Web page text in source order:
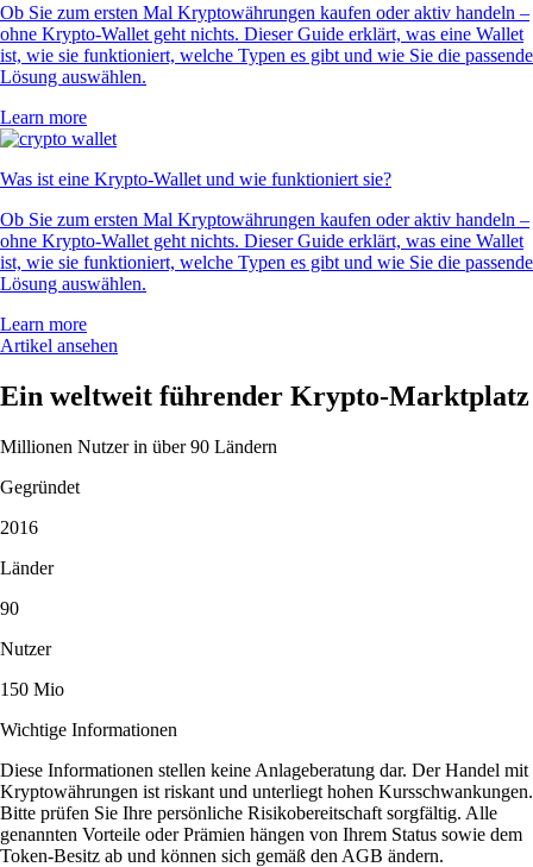
Ob Sie zum ersten Mal Kryptowährungen kaufen oder aktiv handeln –
ohne Krypto-Wallet geht nichts. Dieser Guide erklärt, was eine Wallet
ist, wie sie funktioniert, welche Typen es gibt und wie Sie die passende
Lösung auswählen.
Learn more
Was ist eine Krypto-Wallet und wie funktioniert sie?
Ob Sie zum ersten Mal Kryptowährungen kaufen oder aktiv handeln –
ohne Krypto-Wallet geht nichts. Dieser Guide erklärt, was eine Wallet
ist, wie sie funktioniert, welche Typen es gibt und wie Sie die passende
Lösung auswählen.
Learn more
Artikel ansehen
Ein weltweit führender Krypto-Marktplatz
Millionen Nutzer in über 90 Ländern
Gegründet
2016
Länder
90
Nutzer
150 Mio
Wichtige Informationen
Diese Informationen stellen keine Anlageberatung dar. Der Handel mit
Kryptowährungen ist riskant und unterliegt hohen Kursschwankungen.
Bitte prüfen Sie Ihre persönliche Risikobereitschaft sorgfältig. Alle
genannten Vorteile oder Prämien hängen von Ihrem Status sowie dem
Token-Besitz ab und können sich gemäß den AGB ändern.